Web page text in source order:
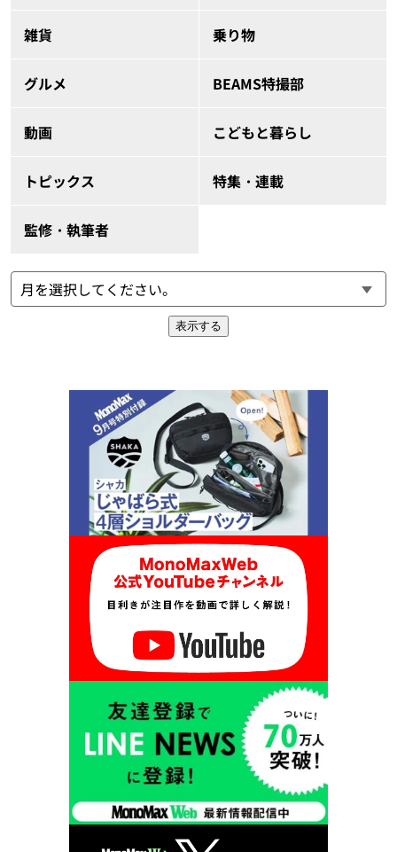
雑貨 乗り物
グルメ BEAMS特撮部
動画 こどもと暮らし
トピックス 特集・連載
監修・執筆者
表示する